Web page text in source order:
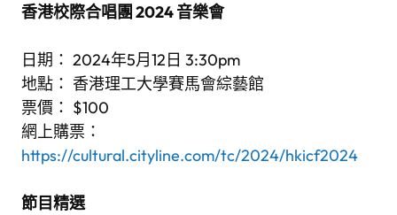
香港校際合唱團 2024 音樂會
日期： 2024年5月12日 3:30pm
地點： 香港理工大學賽馬會綜藝館
票價： $100
網上購票：
https://cultural.cityline.com/tc/2024/hkicf2024
節目精選